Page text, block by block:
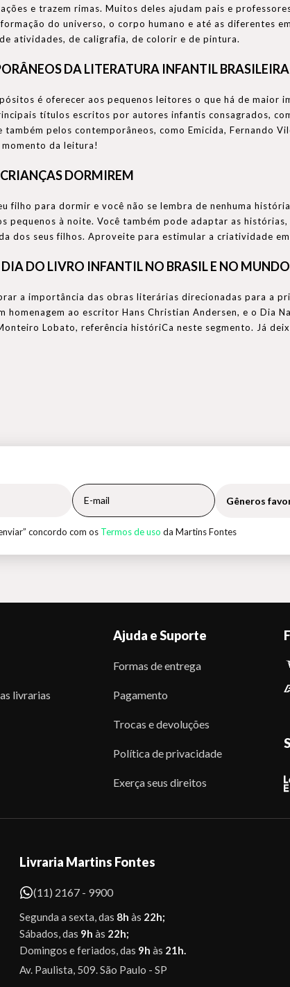
e trazem rimas. Muitos deles ajudam pais e
do universo, o corpo humano e até as diferentes
atividades, de caligrafia, de colorir e de pintura.
DA LITERATURA INFANTIL BRASILEIRA
é oferecer aos pequenos leitores o que há de
títulos escritos por autores infantis consagrados,
também pelos contemporâneos, como Emicida, Fernando
da leitura!
DORMIREM
filho para dormir e você não se lembra de nenhuma
pequenos à noite. Você também pode adaptar as
dos seus filhos. Aproveite para estimular a criatividade
DO LIVRO INFANTIL NO BRASIL E NO MUNDO
a importância das obras literárias direcionadas para a
homenagem ao escritor Hans Christian Andersen, e o Dia
Lobato, referência históriCa neste segmento. Já
Gêneros
concordo com os Termos de uso da Martins Fontes
livrarias
Ajuda e Suporte
Formas de entrega
Pagamento
Trocas e devoluções
Política de privacidade
Exerça seus direitos
Livraria Martins Fontes
(11) 2167 - 9900
Segunda a sexta, das 8h às 22h;
Sábados, das 9h às 22h;
Domingos e feriados, das 9h às 21h.
Av. Paulista, 509. São Paulo - SP